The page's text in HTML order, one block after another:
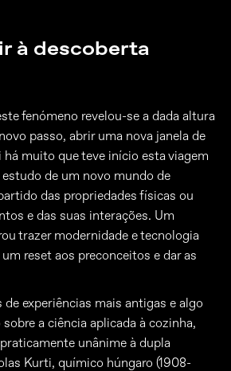
à descoberta
fenómeno revelou-se a dada altura
passo, abrir uma nova janela de
muito que teve início esta viagem
de um novo mundo de
das propriedades físicas ou
e das suas interações. Um
trazer modernidade e tecnologia
reset aos preconceitos e dar as
de experiências mais antigas e algo
a ciência aplicada à cozinha,
unânime à dupla
Kurti, químico húngaro (1908-